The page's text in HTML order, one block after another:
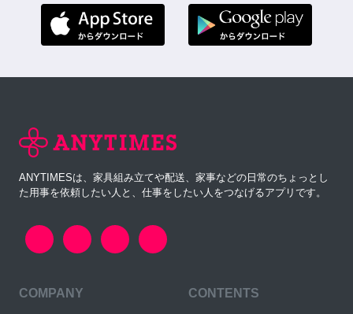
ANYTIMESは、家具組み立てや配送、家事などの日常のちょっとし
た用事を依頼したい人と、仕事をしたい人をつなげるアプリです。
COMPANY CONTENTS